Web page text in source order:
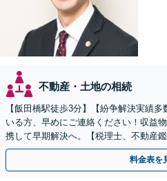
不動産・土地の相続
【飯田橋駅徒歩3分】【紛争解決実績
いる方、早めにご連絡ください！収益
携して早期解決へ。【税理士、不動産
い「遺言書作成」も対応いたします。
料金表を